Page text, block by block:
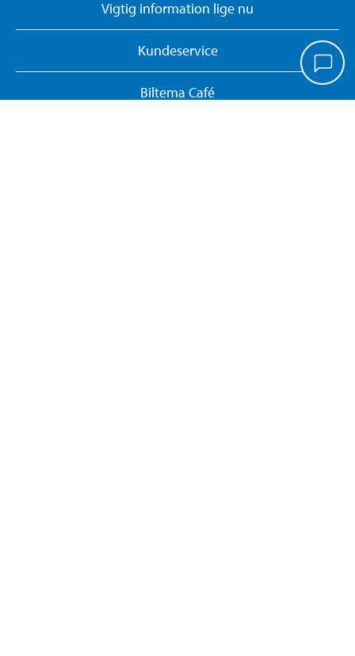
Vigtig information lige nu
Kundeservice
Biltema Café